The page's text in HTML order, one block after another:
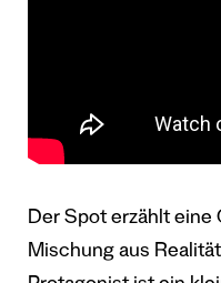
Der Spot erzählt
Mischung aus